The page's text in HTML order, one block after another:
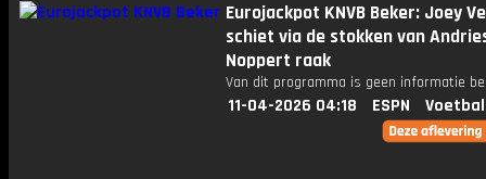
Eurojackpot KNVB Beker: Joey
schiet via de stokken van
Noppert raak
Van dit programma is geen informatie
11-04-2026 04:18 ESPN